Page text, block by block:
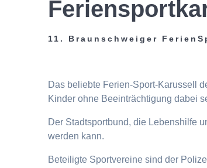
11. Braunschweiger
Das beliebte Ferien-Sport-Karussell
Kinder ohne Beeinträchtigung dabei
Der Stadtsportbund, die Lebenshilfe
werden kann.
Beteiligte Sportvereine sind der